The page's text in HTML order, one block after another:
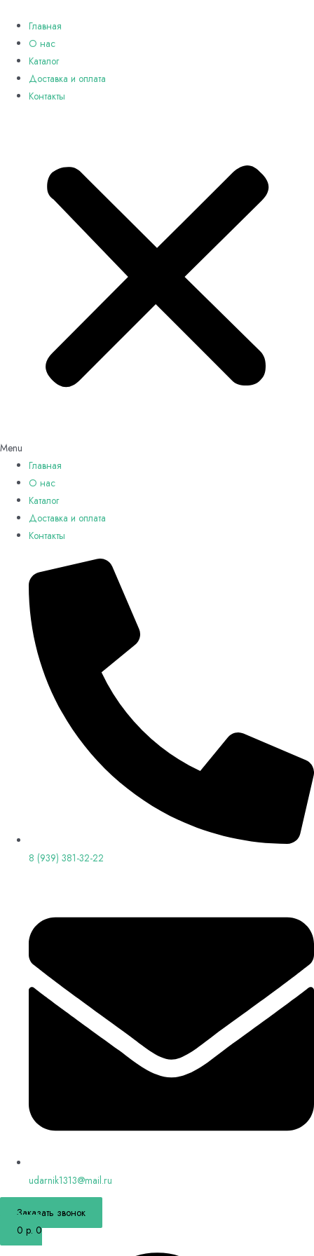
содержимому
Главная
О нас
Каталог
Доставка и оплата
Контакты
Menu
Главная
О нас
Каталог
Доставка и оплата
Контакты
8 (939) 381-32-22
udarnik1313@mail.ru
Заказать звонок
0 р. 0